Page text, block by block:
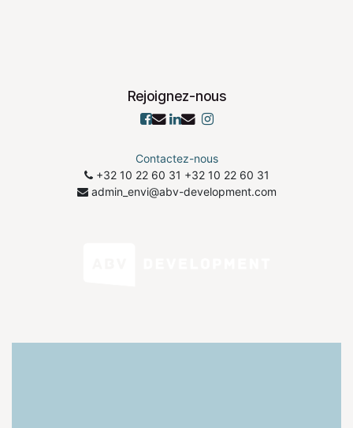
Rejoignez-nous
Contactez-nous
+32 10 22 60 31 ​+32 10 22 60 31
admin_envi@abv-development.com